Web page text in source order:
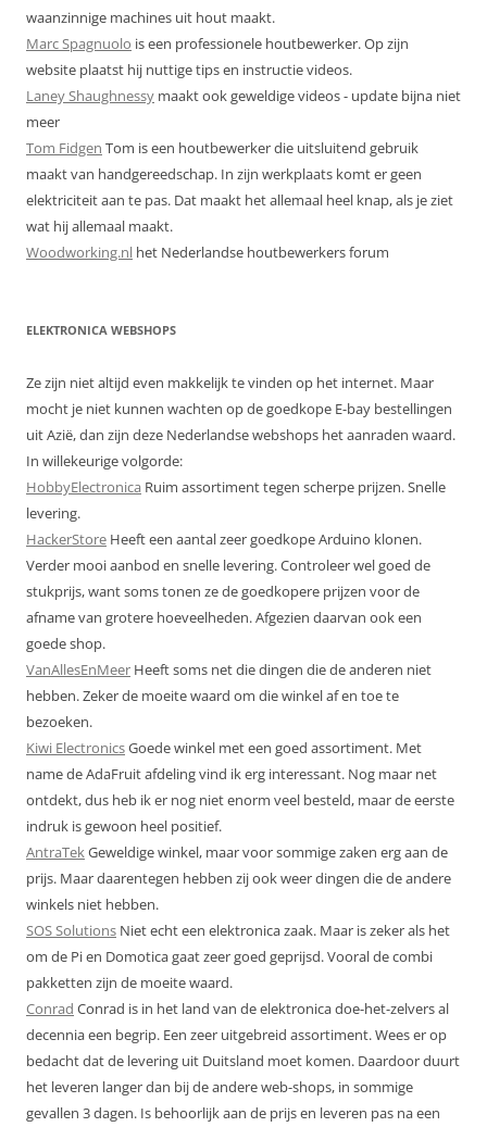
waanzinnige machines uit hout maakt.
Marc Spagnuolo is een professionele houtbewerker. Op zijn
website plaatst hij nuttige tips en instructie videos.
Laney Shaughnessy maakt ook geweldige videos - update bijna niet
meer
Tom Fidgen Tom is een houtbewerker die uitsluitend gebruik
maakt van handgereedschap. In zijn werkplaats komt er geen
elektriciteit aan te pas. Dat maakt het allemaal heel knap, als je ziet
wat hij allemaal maakt.
Woodworking.nl het Nederlandse houtbewerkers forum
ELEKTRONICA WEBSHOPS
Ze zijn niet altijd even makkelijk te vinden op het internet. Maar
mocht je niet kunnen wachten op de goedkope E-bay bestellingen
uit Azië, dan zijn deze Nederlandse webshops het aanraden waard.
In willekeurige volgorde:
HobbyElectronica Ruim assortiment tegen scherpe prijzen. Snelle
levering.
HackerStore Heeft een aantal zeer goedkope Arduino klonen.
Verder mooi aanbod en snelle levering. Controleer wel goed de
stukprijs, want soms tonen ze de goedkopere prijzen voor de
afname van grotere hoeveelheden. Afgezien daarvan ook een
goede shop.
VanAllesEnMeer Heeft soms net die dingen die de anderen niet
hebben. Zeker de moeite waard om die winkel af en toe te
bezoeken.
Kiwi ElectronicsGoede winkel met een goed assortiment. Met
name de AdaFruit afdeling vind ik erg interessant. Nog maar net
ontdekt, dus heb ik er nog niet enorm veel besteld, maar de eerste
indruk is gewoon heel positief.
AntraTekGeweldige winkel, maar voor sommige zaken erg aan de
prijs. Maar daarentegen hebben zij ook weer dingen die de andere
winkels niet hebben.
SOS Solutions Niet echt een elektronica zaak. Maar is zeker als het
om de Pi en Domotica gaat zeer goed geprijsd. Vooral de combi
pakketten zijn de moeite waard.
Conrad Conrad is in het land van de elektronica doe-het-zelvers al
decennia een begrip. Een zeer uitgebreid assortiment. Wees er op
bedacht dat de levering uit Duitsland moet komen. Daardoor duurt
het leveren langer dan bij de andere web-shops, in sommige
gevallen 3 dagen. Is behoorlijk aan de prijs en leveren pas na een